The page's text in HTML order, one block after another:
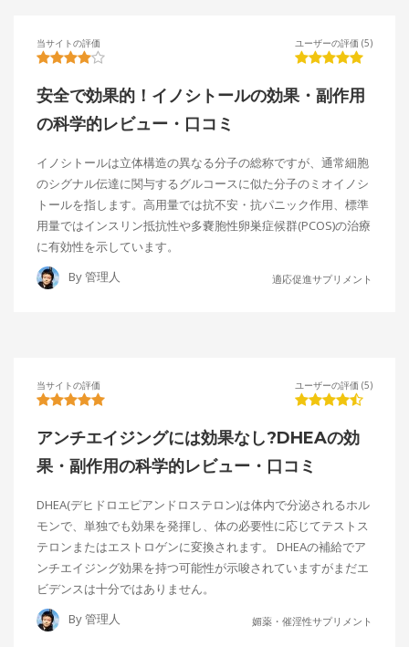
当サイトの評価 ユーザーの評価 (5)
安全で効果的！イノシトールの効果・副作用
の科学的レビュー・口コミ
イノシトールは立体構造の異なる分子の総称ですが、通常細胞
のシグナル伝達に関与するグルコースに似た分子のミオイノシ
トールを指します。高用量では抗不安・抗パニック作用、標準
用量ではインスリン抵抗性や多嚢胞性卵巣症候群(PCOS)の治療
に有効性を示しています。
By管理人 適応促進サプリメント
当サイトの評価 ユーザーの評価 (5)
アンチエイジングには効果なし?DHEAの効
果・副作用の科学的レビュー・口コミ
DHEA(デヒドロエピアンドロステロン)は体内で分泌されるホル
モンで、単独でも効果を発揮し、体の必要性に応じてテストス
テロンまたはエストロゲンに変換されます。 DHEAの補給でア
ンチエイジング効果を持つ可能性が示唆されていますがまだエ
ビデンスは十分ではありません。
By管理人 媚薬・催淫性サプリメント